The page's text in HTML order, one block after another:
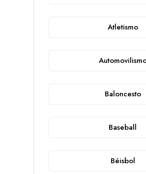
Atletismo
Baloncesto
Baseball
Béisbol